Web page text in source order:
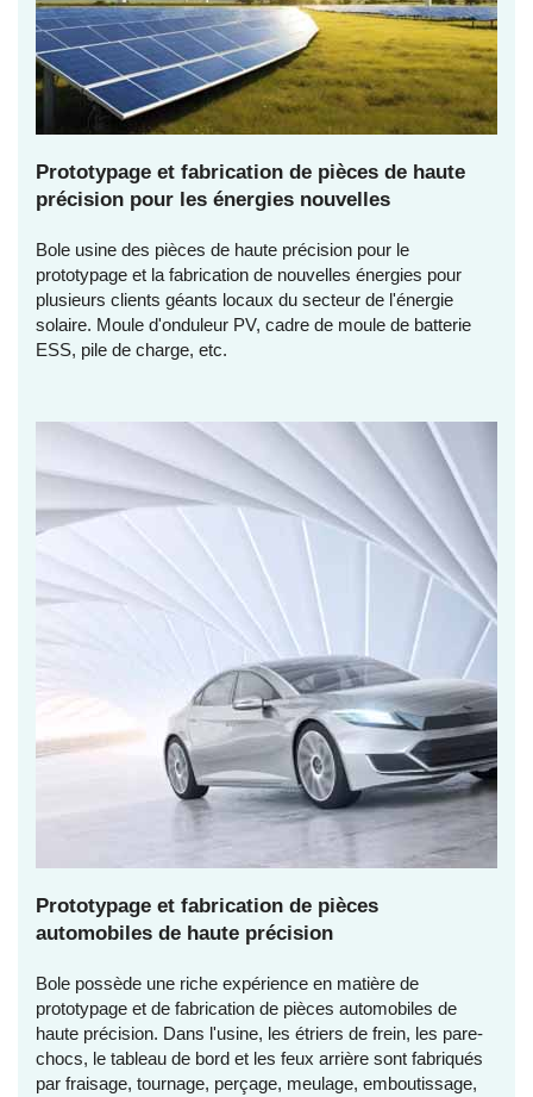
Prototypage et fabrication de pièces de haute
précision pour les énergies nouvelles
Bole usine des pièces de haute précision pour le
prototypage et la fabrication de nouvelles énergies pour
plusieurs clients géants locaux du secteur de l'énergie
solaire. Moule d'onduleur PV, cadre de moule de batterie
ESS, pile de charge, etc.
Prototypage et fabrication de pièces
automobiles de haute précision
Bole possède une riche expérience en matière de
prototypage et de fabrication de pièces automobiles de
haute précision. Dans l'usine, les étriers de frein, les pare-
chocs, le tableau de bord et les feux arrière sont fabriqués
par fraisage, tournage, perçage, meulage, emboutissage,